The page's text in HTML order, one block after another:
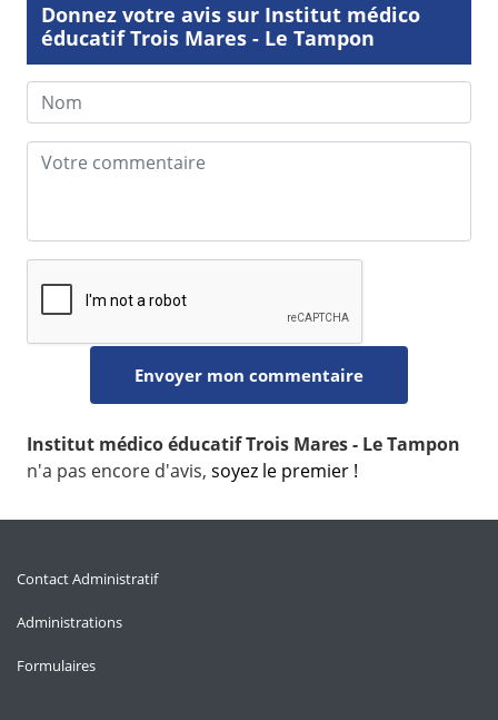
Donnez votre avis sur Institut médico
éducatif Trois Mares - Le Tampon
Institut médico éducatif Trois Mares - Le Tampon
n'a pas encore d'avis, soyez le premier !
Contact Administratif
Administrations
Formulaires